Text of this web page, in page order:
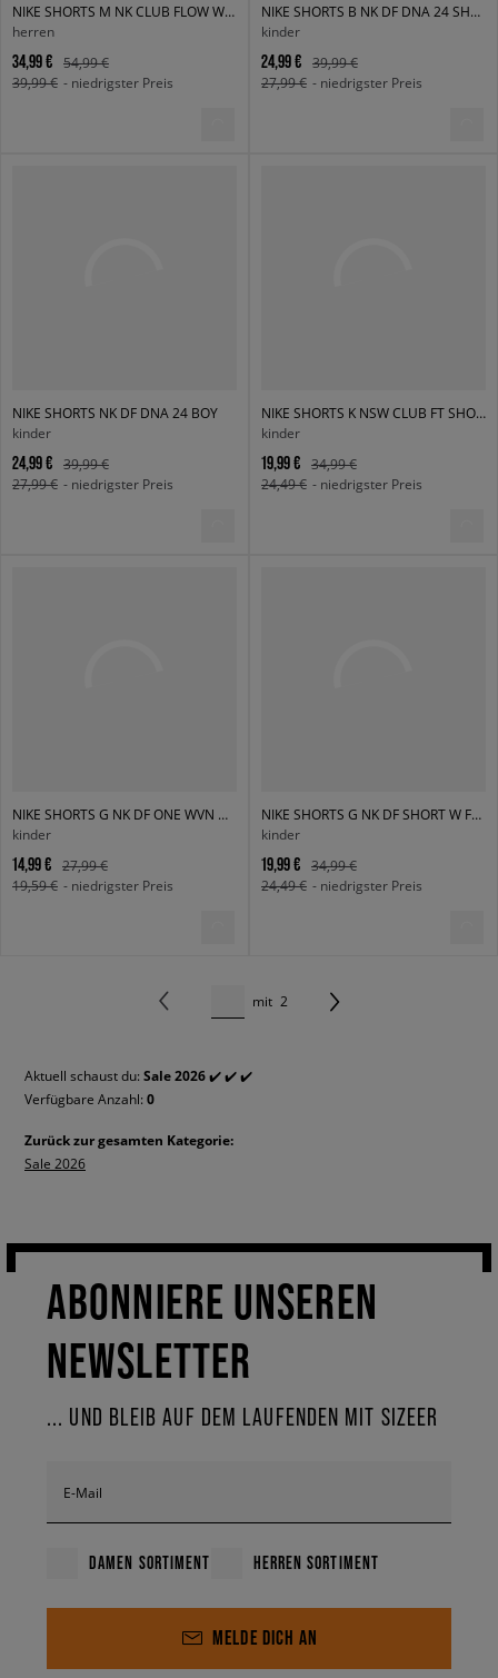
NIKE SHORTS M NK CLUB FLOW WASH SHORT
herren
34,99 €
54,99 €
39,99 € - niedrigster Preis
NIKE SHORTS B NK DF DNA 24 SHORT BOY
kinder
24,99 €
39,99 €
27,99 € - niedrigster Preis
NIKE SHORTS NK DF DNA 24 BOY
kinder
24,99 €
39,99 €
27,99 € - niedrigster Preis
NIKE SHORTS K NSW CLUB FT SHORT LBR BOY
kinder
19,99 €
34,99 €
24,49 € - niedrigster Preis
NIKE SHORTS G NK DF ONE WVN HR SHORT GIRL
kinder
14,99 €
27,99 €
19,59 € - niedrigster Preis
NIKE SHORTS G NK DF SHORT W FM SPORT GIRL
kinder
19,99 €
34,99 €
24,49 € - niedrigster Preis
mit 2
Aktuell schaust du: Sale 2026✔️ ✔️ ✔️
Verfügbare Anzahl: 0
Zurück zur gesamten Kategorie:
Sale 2026
ABONNIERE UNSEREN
NEWSLETTER
... UND BLEIB AUF DEM LAUFENDEN MIT SIZEER
E-Mail
DAMEN SORTIMENT HERREN SORTIMENT
MELDE DICH AN